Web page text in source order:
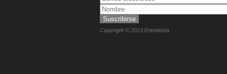
Copyright © 2013 Entretenia